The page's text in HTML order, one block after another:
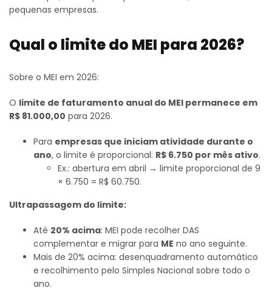
pequenas empresas.
Qual o limite do MEI para 2026?
Sobre o MEI em 2026:
O limite de faturamento anual do MEI permanece em
R$ 81.000,00 para 2026.
Para empresas que iniciam atividade durante o
ano, o limite é proporcional: R$ 6.750 por mês ativo.
Ex.: abertura em abril → limite proporcional de 9
× 6.750 = R$ 60.750.
Ultrapassagem do limite:
Até 20% acima: MEI pode recolher DAS
complementar e migrar para ME no ano seguinte.
Mais de 20% acima: desenquadramento automático
e recolhimento pelo Simples Nacional sobre todo o
ano.